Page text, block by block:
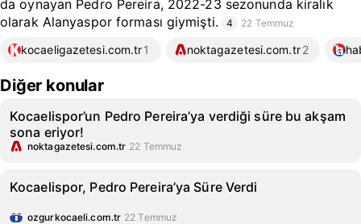
da oynayan Pedro Pereira, 2022-23 sezonunda kiralık
olarak Alanyaspor forması giymişti.
4 22 Temmuz
kocaeligazetesi.com.tr1 noktagazetesi.com.tr2
Diğer konular
Kocaelispor’un Pedro Pereira’ya verdiği süre bu akşam
sona eriyor!
noktagazetesi.com.tr 22 Temmuz
Kocaelispor, Pedro Pereira’ya Süre Verdi
ozgurkocaeli.com.tr 22 Temmuz